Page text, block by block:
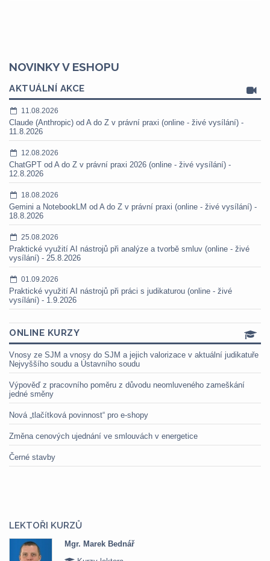
NOVINKY V ESHOPU
AKTUÁLNÍ AKCE
11.08.2026
Claude (Anthropic) od A do Z v právní praxi (online - živé vysílání) -
11.8.2026
12.08.2026
ChatGPT od A do Z v právní praxi 2026 (online - živé vysílání) -
12.8.2026
18.08.2026
Gemini a NotebookLM od A do Z v právní praxi (online - živé vysílání) -
18.8.2026
25.08.2026
Praktické využití AI nástrojů při analýze a tvorbě smluv (online - živé
vysílání) - 25.8.2026
01.09.2026
Praktické využití AI nástrojů při práci s judikaturou (online - živé
vysílání) - 1.9.2026
ONLINE KURZY
Vnosy ze SJM a vnosy do SJM a jejich valorizace v aktuální judikatuře
Nejvyššího soudu a Ústavního soudu
Výpověď z pracovního poměru z důvodu neomluveného zameškání
jedné směny
Nová „tlačítková povinnost“ pro e-shopy
Změna cenových ujednání ve smlouvách v energetice
Černé stavby
LEKTOŘI KURZŮ
Mgr. Marek Bednář